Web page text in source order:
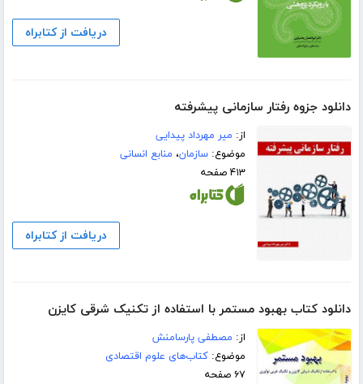
دریافت از کتابراه
دانلود جزوه رفتار سازمانی پیشرفته
از: میر مهرداد پیدایی
موضوع:سازمان، منابع انسانی
۴۱۳ صفحه
دریافت از کتابراه
دانلود کتاب بهبود مستمر با استفاده از تکنیک شرقی کایزن
از: مصطفی پارسامنش
موضوع:کتاب‌های علوم اقتصادی
۶۷ صفحه